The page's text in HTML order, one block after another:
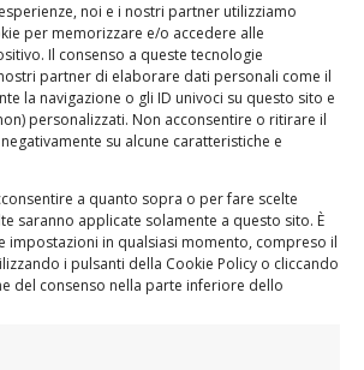
noi e i nostri partner utilizziamo
per memorizzare e/o accedere alle
Il consenso a queste tecnologie
partner di elaborare dati personali come il
la navigazione o gli ID univoci su questo sito e
personalizzati. Non acconsentire o ritirare il
su alcune caratteristiche e
a quanto sopra o per fare scelte
saranno applicate solamente a questo sito. È
impostazioni in qualsiasi momento, compreso il
i pulsanti della Cookie Policy o cliccando
del consenso nella parte inferiore dello
provocaredolore
accade perché imuscoli
a uno stress maggiore del
microlesioni nei tessuti.
overuse (sovraccarico):
o prolungati, come quelli
lavori manuali o sportivi,
doloremuscolare dovuto
e al sovraccarico continuo.
una postura scorretta,
ore, può causare tensione